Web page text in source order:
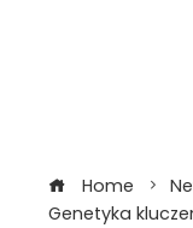
Home
Genetyka